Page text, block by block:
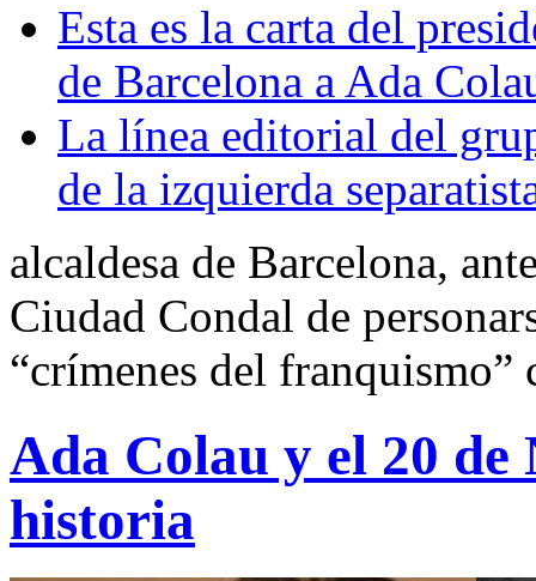
Esta es la carta del
de Barcelona a Ada
La línea editorial del
de la izquierda
alcaldesa de Barcelona,
Ciudad Condal de
“crímenes del
Ada Colau y el 20
historia